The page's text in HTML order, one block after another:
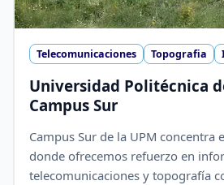
Telecomunicaciones Topografia
Universidad Politécnica
Campus Sur
Campus Sur de la UPM concentra
donde ofrecemos refuerzo en
telecomunicaciones y topografía